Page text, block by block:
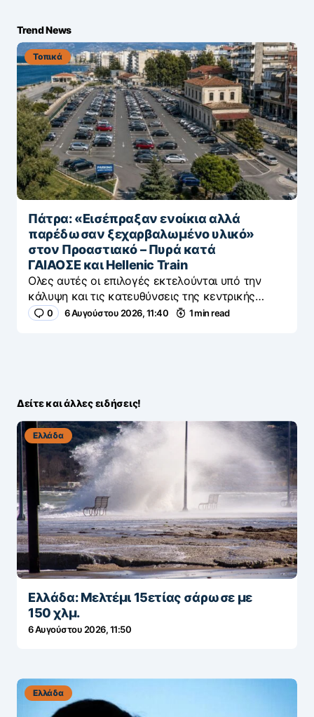
Trend News
Τοπικά
Πάτρα: «Εισέπραξαν ενοίκια αλλά
παρέδωσαν ξεχαρβαλωμένο υλικό»
στον Προαστιακό – Πυρά κατά
ΓΑΙΑΟΣΕ και Hellenic Train
Ολες αυτές οι επιλογές εκτελούνται υπό την
κάλυψη και τις κατευθύνσεις της κεντρικής…
0 6 Αυγούστου 2026, 11:40 1 min read
Δείτε και άλλες ειδήσεις!
Ελλάδα
Ελλάδα: Μελτέμι 15ετίας σάρωσε με
150 χλμ.
6 Αυγούστου 2026, 11:50
Ελλάδα